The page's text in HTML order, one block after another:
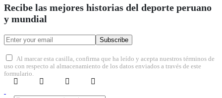
Recibe las mejores historias del deporte peruano
y mundial
Subscribe
Al marcar esta casilla, confirma que ha leído y acepta nuestros términos de
uso con respecto al almacenamiento de los datos enviados a través de este
formulario.